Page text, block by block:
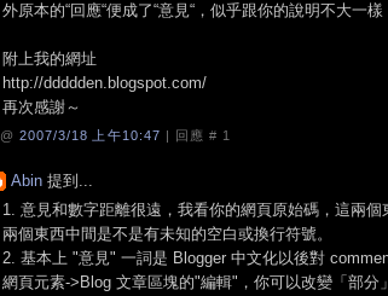
外原本的“回應“便成了“意見“，似乎跟你的說明不大一
附上我的網址
http://ddddden.blogspot.com/
再次感謝～
@ 2007/3/18 上午10:47 | 回應 # 1
Abin 提到...
1. 意見和數字距離很遠，我看你的網頁原始碼，這兩
兩個東西中間是不是有未知的空白或換行符號。
2. 基本上 "意見" 一詞是 Blogger 中文化以後對
網頁元素->Blog 文章區塊的"編輯"，你可以改變「部